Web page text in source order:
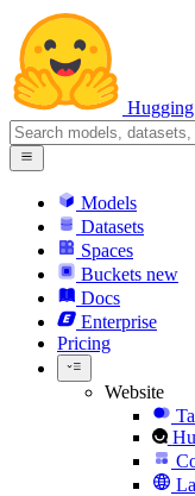
Models
Datasets
Spaces
Buckets new
Docs
Enterprise
Pricing
Website